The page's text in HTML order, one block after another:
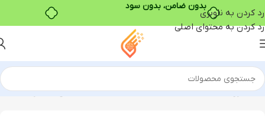
خرید قسطی با ترب‌پیرد کردن به ناوبری
رد کردن به محتوای اصلی
خانه فروشگاه نمایش 1–12 از 21 نتیجه